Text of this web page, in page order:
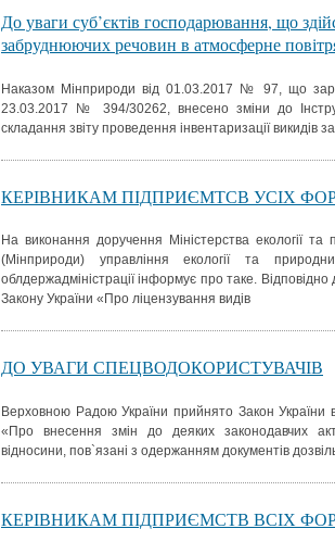
До уваги суб’єктів господарювання, що
забруднюючих речовин в атмосферне
Наказом Мінприроди від 01.03.2017 № 97, що
23.03.2017 № 394/30262, внесено зміни до
складання звіту проведення інвентаризації викидів
КЕРІВНИКАМ ПІДПРИЄМТСВ УСІХ
На виконання доручення Міністерства екології та
(Мінприроди) управління екології та
облдержадміністрації інформує про таке.
Закону України «Про ліцензування видів
ДО УВАГИ СПЕЦВОДОКОРИСТУВАЧІВ
Верховною Радою України прийнято Закон
«Про внесення змін до деяких законодавчих
відносини, пов`язані з одержанням документів
КЕРІВНИКАМ ПІДПРИЄМСТВ ВСІХ